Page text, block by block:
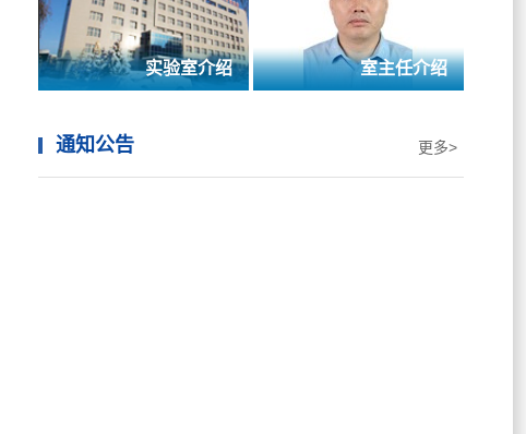
实验室介绍 室主任介绍
通知公告 更多>